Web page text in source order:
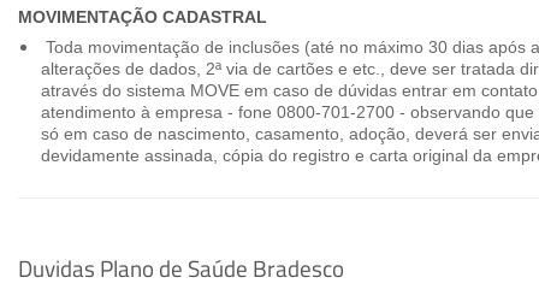
MOVIMENTAÇÃO CADASTRAL
Toda movimentação de inclusões (até no máximo 30 dias após
alterações de dados, 2ª via de cartões e etc., deve ser tratada
através do sistema MOVE em caso de dúvidas entrar em
atendimento à empresa - fone 0800-701-2700 - observando
só em caso de nascimento, casamento, adoção, deverá ser
devidamente assinada, cópia do registro e carta original da
Duvidas Plano de Saúde Bradesco